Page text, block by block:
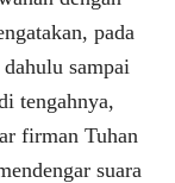
pada
sampai
tengahnya,
firman Tuhan
suara